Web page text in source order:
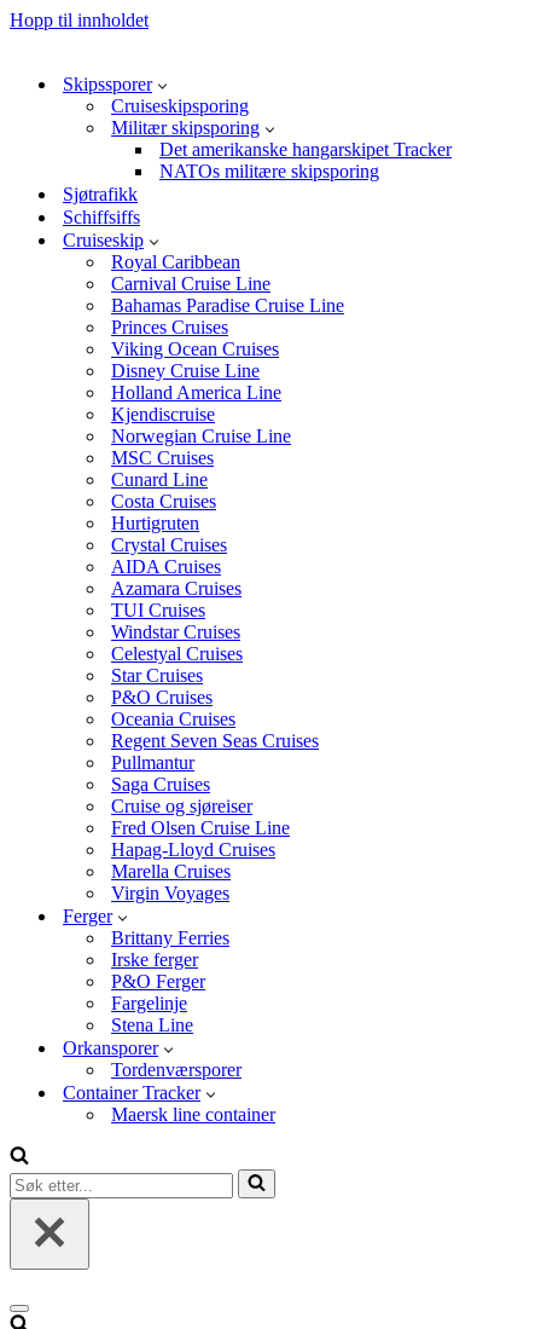
Hopp til innholdet
Skipssporer
Cruiseskipsporing
Militær skipsporing
Det amerikanske hangarskipet Tracker
NATOs militære skipsporing
Sjøtrafikk
Schiffsiffs
Cruiseskip
Royal Caribbean
Carnival Cruise Line
Bahamas Paradise Cruise Line
Princes Cruises
Viking Ocean Cruises
Disney Cruise Line
Holland America Line
Kjendiscruise
Norwegian Cruise Line
MSC Cruises
Cunard Line
Costa Cruises
Hurtigruten
Crystal Cruises
AIDA Cruises
Azamara Cruises
TUI Cruises
Windstar Cruises
Celestyal Cruises
Star Cruises
P&O Cruises
Oceania Cruises
Regent Seven Seas Cruises
Pullmantur
Saga Cruises
Cruise og sjøreiser
Fred Olsen Cruise Line
Hapag-Lloyd Cruises
Marella Cruises
Virgin Voyages
Ferger
Brittany Ferries
Irske ferger
P&O Ferger
Fargelinje
Stena Line
Orkansporer
Tordenværsporer
Container Tracker
Maersk line container
Søk
etter...
Navigasjonsmeny